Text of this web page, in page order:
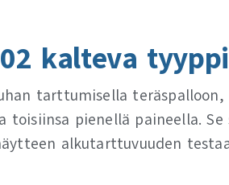
kalteva
tarttumisella
toisiinsa pienellä paineella.
alkutarttuvuuden